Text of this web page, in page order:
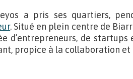
a pris ses quartiers,
. Situé en plein centre de
d’entrepreneurs, de startups
propice à la collaboration et